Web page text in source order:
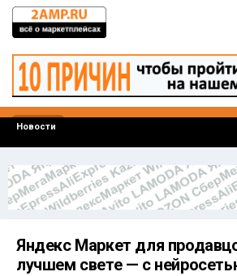
Новости
Яндекс Маркет для
лучшем свете — с